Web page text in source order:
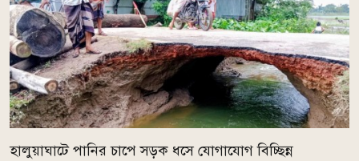
হালুয়াঘাটে পানির চাপে সড়ক ধসে যোগাযোগ বিচ্ছিন্ন